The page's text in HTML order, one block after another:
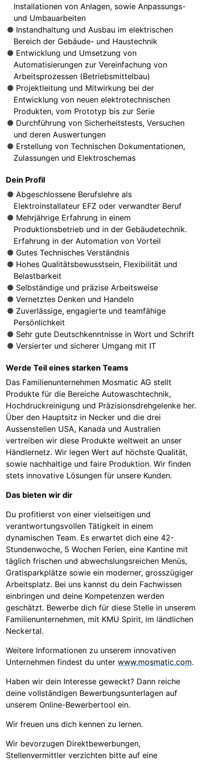
Installationen von Anlagen, sowie Anpassungs-
und Umbauarbeiten
Instandhaltung und Ausbau im elektrischen
Bereich der Gebäude- und Haustechnik
Entwicklung und Umsetzung von
Automatisierungen zur Vereinfachung von
Arbeitsprozessen (Betriebsmittelbau)
Projektleitung und Mitwirkung bei der
Entwicklung von neuen elektrotechnischen
Produkten, vom Prototyp bis zur Serie
Durchführung von Sicherheitstests, Versuchen
und deren Auswertungen
Erstellung von Technischen Dokumentationen,
Zulassungen und Elektroschemas
Dein Profil
Abgeschlossene Berufslehre als
Elektroinstallateur EFZ oder verwandter Beruf
Mehrjährige Erfahrung in einem
Produktionsbetrieb und in der Gebäudetechnik.
Erfahrung in der Automation von Vorteil
Gutes Technisches Verständnis
Hohes Qualitätsbewusstsein, Flexibilität und
Belastbarkeit
Selbständige und präzise Arbeitsweise
Vernetztes Denken und Handeln
Zuverlässige, engagierte und teamfähige
Persönlichkeit
Sehr gute Deutschkenntnisse in Wort und Schrift
Versierter und sicherer Umgang mit IT
Werde Teil eines starken Teams
Das Familienunternehmen Mosmatic AG stellt
Produkte für die Bereiche Autowaschtechnik,
Hochdruckreinigung und Präzisionsdrehgelenke her.
Über den Hauptsitz in Necker und die drei
Aussenstellen USA, Kanada und Australien
vertreiben wir diese Produkte weltweit an unser
Händlernetz. Wir legen Wert auf höchste Qualität,
sowie nachhaltige und faire Produktion. Wir finden
stets innovative Lösungen für unsere Kunden.
Das bieten wir dir
Du profitierst von einer vielseitigen und
verantwortungsvollen Tätigkeit in einem
dynamischen Team. Es erwartet dich eine 42-
Stundenwoche, 5 Wochen Ferien, eine Kantine mit
täglich frischen und abwechslungsreichen Menüs,
Gratisparkplätze sowie ein moderner, grosszügiger
Arbeitsplatz. Bei uns kannst du dein Fachwissen
einbringen und deine Kompetenzen werden
geschätzt. Bewerbe dich für diese Stelle in unserem
Familienunternehmen, mit KMU Spirit, im ländlichen
Neckertal.
Weitere Informationen zu unserem innovativen
Unternehmen findest du unter www.mosmatic.com.
Haben wir dein Interesse geweckt? Dann reiche
deine vollständigen Bewerbungsunterlagen auf
unserem Online-Bewerbertool ein.
Wir freuen uns dich kennen zu lernen.
Wir bevorzugen Direktbewerbungen,
Stellenvermittler verzichten bitte auf eine